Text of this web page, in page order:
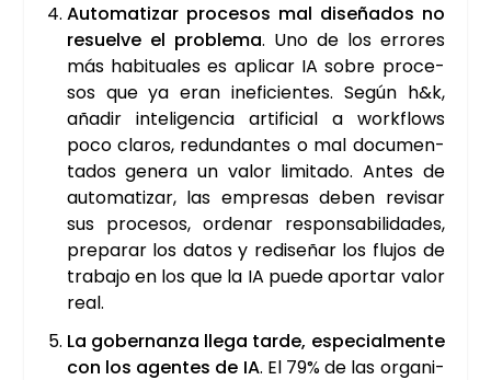
Auto­ma­ti­zar pro­ce­sos mal dise­ña­dos no
resuel­ve el pro­ble­ma. Uno de los erro­res
más habi­tua­les es apli­car IA sobre pro­ce­
sos que ya eran inefi­cien­tes. Según h&k,
aña­dir inte­li­gen­cia arti­fi­cial a work­flows
poco cla­ros, redun­dan­tes o mal docu­men­
ta­dos gene­ra un valor limi­ta­do. Antes de
auto­ma­ti­zar, las empre­sas deben revi­sar
sus pro­ce­sos, orde­nar res­pon­sa­bi­li­da­des,
pre­pa­rar los datos y redi­se­ñar los flu­jos de
tra­ba­jo en los que la IA pue­de apor­tar valor
real.
La gober­nan­za lle­ga tar­de, espe­cial­men­te
con los agen­tes de IA. El 79% de las orga­ni­